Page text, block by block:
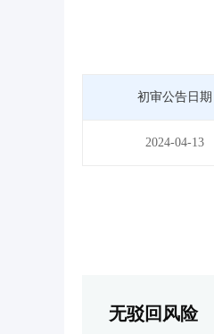
初审公告日期
2024-04-13
无驳回风险